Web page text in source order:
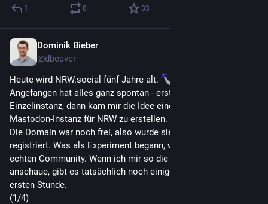
1 0 33
Dominik Bieber
@dbeaver
Heute wird NRW.social fünf Jahre alt.
Angefangen hat alles ganz spontan - erst als kleine
Einzelinstanz, dann kam mir die Idee eine offene, lokale
Mastodon-Instanz für NRW zu erstellen.
Die Domain war noch frei, also wurde sie kurzerhand
registriert. Was als Experiment begann, wurde schnell zu einer
echten Community. Wenn ich mir so die ältesten Accounts
anschaue, gibt es tatsächlich noch einige aktive Nutzer der
ersten Stunde.
(1/4)